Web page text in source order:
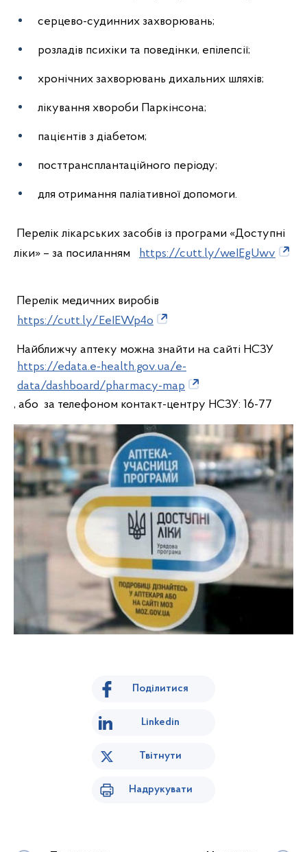
серцево-судинних захворювань;
розладів психіки та поведінки, епілепсії;
хронічних захворювань дихальних шляхів;
лікування хвороби Паркінсона;
пацієнтів з діабетом;
посттрансплантаційного періоду;
для отримання паліативної допомоги.
Перелік лікарських засобів із програми «Доступні
ліки» – за посиланням
https://cutt.ly/weIEgUwv
Перелік медичних виробів
https://cutt.ly/EeIEWp4o
Найближчу аптеку можна знайти на сайті НСЗУ
https://edata.e-health.gov.ua/e-
data/dashboard/pharmacy-map
, або за телефоном контакт-центру НСЗУ: 16-77
Поділитися
Linkedin
Твітнути
Надрукувати